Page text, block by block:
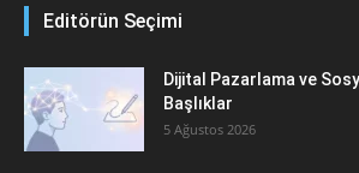
Editörün Seçimi
Dijital Pazarlama ve
Başlıklar
5 Ağustos 2026